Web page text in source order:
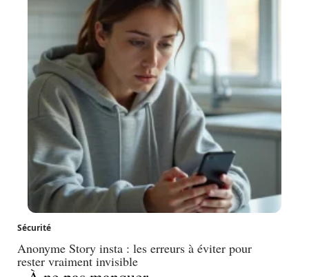
Sécurité
Anonyme Story insta : les erreurs à éviter pour
rester vraiment invisible